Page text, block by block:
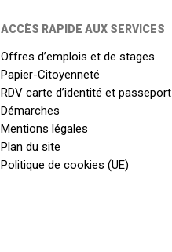
ACCÈS RAPIDE AUX SERVICES
Offres d’emplois et de stages
Papier-Citoyenneté
RDV carte d’identité et passeport
Démarches
Mentions légales
Plan du site
Politique de cookies (UE)